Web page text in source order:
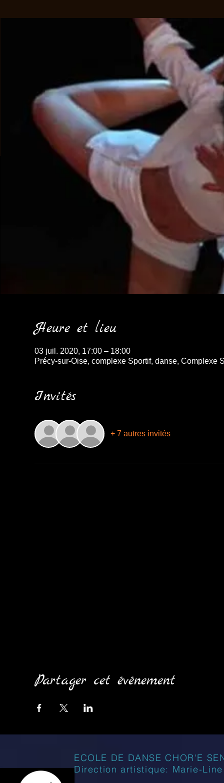
Heure et lieu
03 juil. 2020, 17:00 – 18:00
Précy-sur-Oise, complexe Sportif, danse, Complexe
Invités
+ 7 autres invités
Partager cet événement
ECOLE DE DANSE CHOR'E
Direction artistique: Marie-